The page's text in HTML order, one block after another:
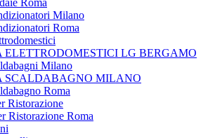
Milano
Roma
ELETTRODOMESTICI LG BERGAMO
Milano
SCALDABAGNO MILANO
Roma
Ristorazione
Ristorazione Roma